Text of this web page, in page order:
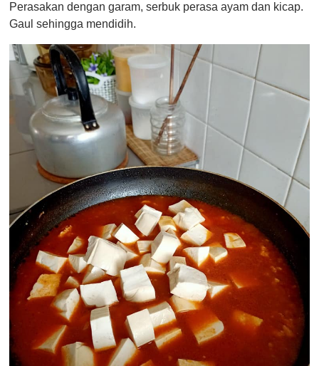
Perasakan dengan garam, serbuk perasa ayam dan kicap.
Gaul sehingga mendidih.